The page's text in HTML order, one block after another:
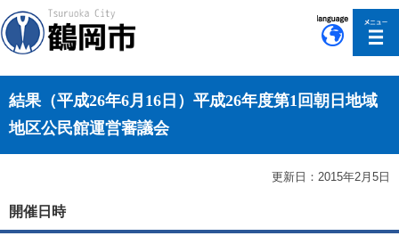
結果（平成26年6月16日）平成26年度第1回朝日地域
地区公民館運営審議会
更新日：2015年2月5日
開催日時